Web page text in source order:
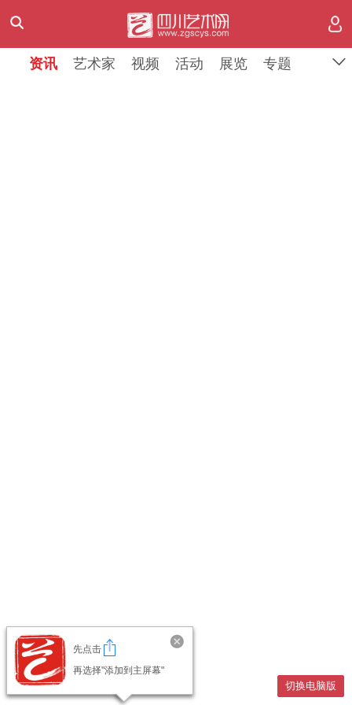
资讯 艺术家 视频 活动 展览 专题
资讯 艺术家 视频 活动 展览 专题
先点击
再选择"添加到主屏幕"
切换电脑版
切换电脑版